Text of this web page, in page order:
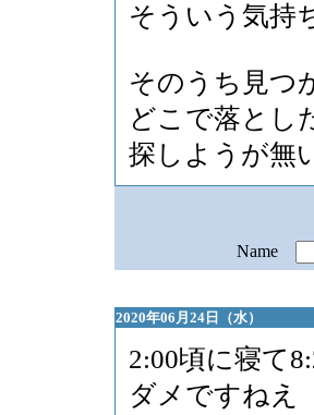
そういう気持
そのうち見つ
どこで落とし
探しようが無
Name
2020年06月24日（水）
2:00頃に寝て
ダメですねえ